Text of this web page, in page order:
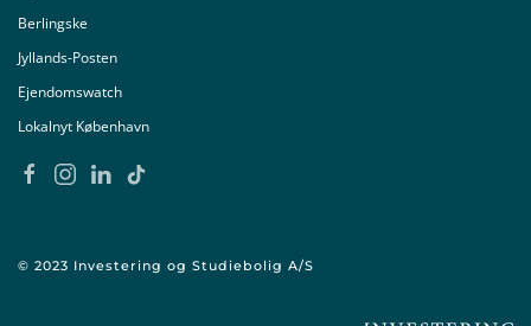
Berlingske
Jyllands-Posten
Ejendomswatch
Lokalnyt København
© 2023 Investering og Studiebolig A/S